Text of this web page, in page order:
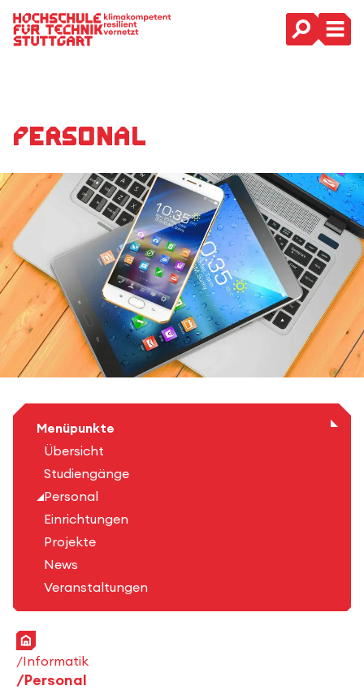
Hauptnavigation
Personal
Menüpunkte
Übersicht
Studiengänge
Personal
Einrichtungen
Projekte
News
Veranstaltungen
Startseite
Informatik
Personal